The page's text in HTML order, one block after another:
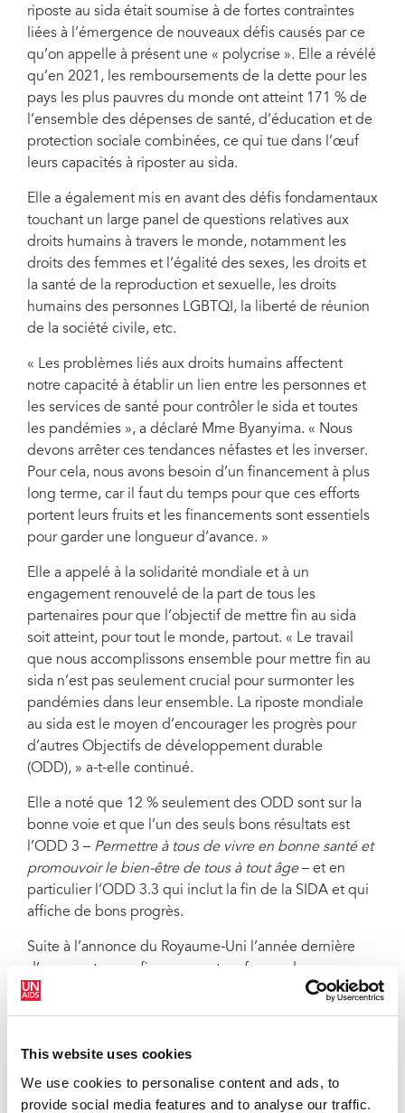
This website uses cookies
We use cookies to personalise content and ads, to
provide social media features and to analyse our traffic.
riposte au sida était soumise à de fortes contraintes
liées à l’émergence de nouveaux défis causés par ce
qu’on appelle à présent une « polycrise ». Elle a révélé
qu’en 2021, les remboursements de la dette pour les
pays les plus pauvres du monde ont atteint 171 % de
l’ensemble des dépenses de santé, d’éducation et de
protection sociale combinées, ce qui tue dans l’œuf
leurs capacités à riposter au sida.
Elle a également mis en avant des défis fondamentaux
touchant un large panel de questions relatives aux
droits humains à travers le monde, notamment les
droits des femmes et l’égalité des sexes, les droits et
la santé de la reproduction et sexuelle, les droits
humains des personnes LGBTQI, la liberté de réunion
de la société civile, etc.
« Les problèmes liés aux droits humains affectent
notre capacité à établir un lien entre les personnes et
les services de santé pour contrôler le sida et toutes
les pandémies », a déclaré Mme Byanyima. « Nous
devons arrêter ces tendances néfastes et les inverser.
Pour cela, nous avons besoin d’un financement à plus
long terme, car il faut du temps pour que ces efforts
portent leurs fruits et les financements sont essentiels
pour garder une longueur d’avance. »
Elle a appelé à la solidarité mondiale et à un
engagement renouvelé de la part de tous les
partenaires pour que l’objectif de mettre fin au sida
soit atteint, pour tout le monde, partout. « Le travail
que nous accomplissons ensemble pour mettre fin au
sida n’est pas seulement crucial pour surmonter les
pandémies dans leur ensemble. La riposte mondiale
au sida est le moyen d’encourager les progrès pour
d’autres Objectifs de développement durable
(ODD), » a-t-elle continué.
Elle a noté que 12 % seulement des ODD sont sur la
bonne voie et que l’un des seuls bons résultats est
l’ODD 3 – Permettre à tous de vivre en bonne santé et
promouvoir le bien-être de tous à tout âge– et en
particulier l’ODD 3.3 qui inclut la fin de la SIDA et qui
affiche de bons progrès.
Suite à l’annonce du Royaume-Uni l’année dernière
d’augmenter son financement en faveur de
l’ONUSIDA pour le faire passer de 2,5 millions de
livres sterling en 2021 à 8 millions en 2022, le pays
niveau en 2023. Cette annonce a été chaleureusement
accueillie par l’ONUSIDA, tout comme celle de
l’Irlande concernant un engagement pluriannuel de 10